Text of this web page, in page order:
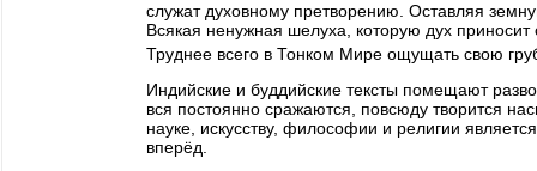
служат духовному претворению. Оставляя
Всякая ненужная шелуха, которую дух
Труднее всего в Тонком Мире ощущать свою
Индийские и буддийские тексты помещают
вся постоянно сражаются, повсюду творится
науке, искусству, философии и религии
вперёд.